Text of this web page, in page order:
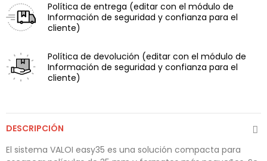
Política de entrega (editar con el módulo de
Información de seguridad y confianza para el
cliente)
Política de devolución (editar con el módulo de
Información de seguridad y confianza para el
cliente)
DESCRIPCIÓN
El sistema VALOI easy35 es una solución compacta para